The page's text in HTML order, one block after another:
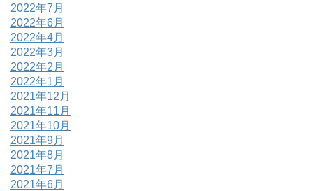
2022年7月
2022年6月
2022年4月
2022年3月
2022年2月
2022年1月
2021年12月
2021年11月
2021年10月
2021年9月
2021年8月
2021年7月
2021年6月